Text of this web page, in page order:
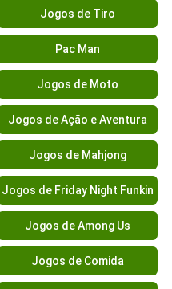
Jogos de Tiro
Pac Man
Jogos de Moto
Jogos de Ação e Aventura
Jogos de Mahjong
Jogos de Friday Night Funkin
Jogos de Among Us
Jogos de Comida